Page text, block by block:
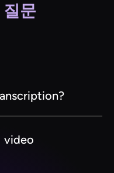
문
content into
video